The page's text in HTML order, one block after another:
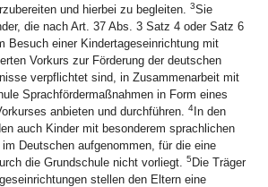
und hierbei zu begleiten. 3Sie
die nach Art. 37 Abs. 3 Satz 4 oder Satz 6
Besuch einer Kindertageseinrichtung mit
Vorkurs zur Förderung der deutschen
verpflichtet sind, in Zusammenarbeit mit
Sprachfördermaßnahmen in Form eines
anbieten und durchführen. 4 In den
auch Kinder mit besonderem sprachlichen
im Deutschen aufgenommen, für die eine
die Grundschule nicht vorliegt. 5 Die Träger
stellen den Eltern eine